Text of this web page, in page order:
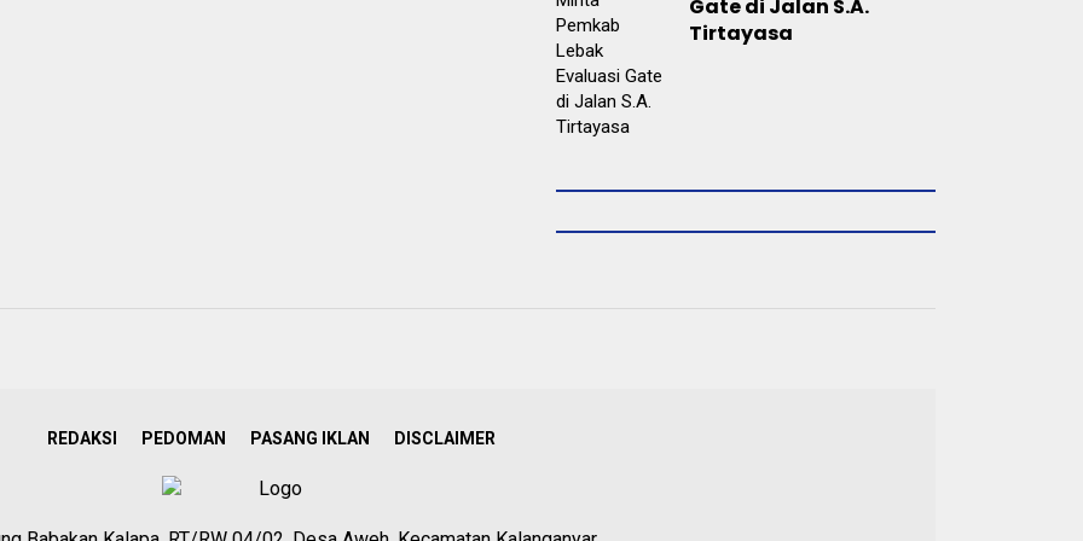
Gate di Jalan S.A.
Tirtayasa
REDAKSI PEDOMAN PASANG IKLAN DISCLAIMER